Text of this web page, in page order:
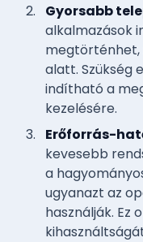
Gyorsabb
alkalmazások
megtörténhet,
alatt. Szükség
indítható a
kezelésére.
Erőforrás-
kevesebb
a
ugyanazt az
használják. Ez